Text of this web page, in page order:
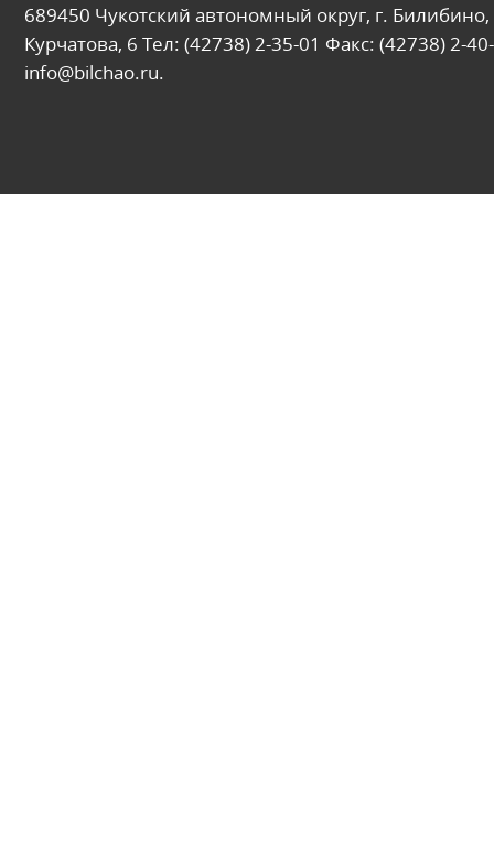
689450 Чукотский автономный округ, г. Билибино,
Курчатова, 6 Тел: (42738) 2-35-01 Факс: (42738) 2-
info@bilchao.ru.